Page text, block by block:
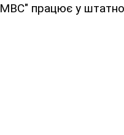
працює у